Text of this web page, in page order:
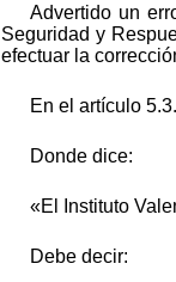
Advertido un
Seguridad y
efectuar la
En el artículo 5.3.
Donde dice:
«El Instituto
Debe decir: